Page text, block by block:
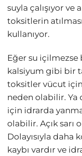
suyla çalışıyor
toksitlerin
kullanıyor.
Eğer su
kalsiyum gibi bir
toksitler vücut için
neden olabilir. Ya
için idrarda
olabilir. Açık sarı
Dolayısıyla daha
kaybı vardır ve